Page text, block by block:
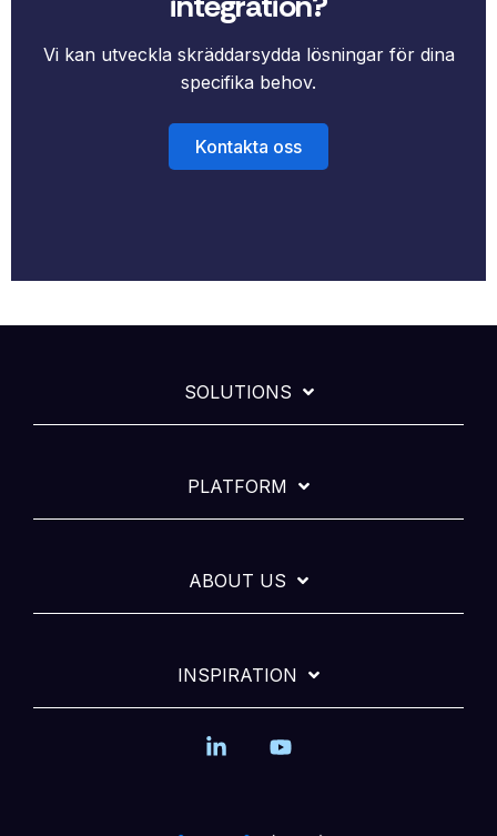
Vi kan utveckla skräddarsydda lösningar för dina
specifika behov.
Kontakta oss
SOLUTIONS
PLATFORM
ABOUT US
INSPIRATION
Linkedin